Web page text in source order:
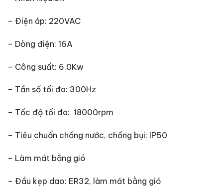
– Điện áp: 220VAC
– Dòng điện: 16A
– Công suất: 6.0Kw
– Tần số tối đa: 300Hz
– Tốc độ tối đa: 18000rpm
– Tiêu chuẩn chống nước, chống bụi: IP50
– Làm mát bằng gió
– Đầu kẹp dao: ER32, làm mát bằng gió